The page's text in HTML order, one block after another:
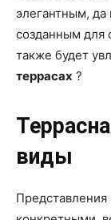
элегантным,
созданным для
также будет
террасах ?
виды